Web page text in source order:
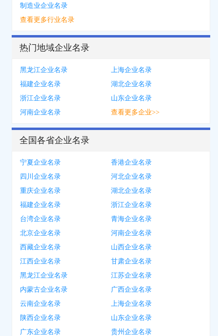
制造业企业名录
查看更多行业名录
热门地域企业名录
黑龙江企业名录
上海企业名录
福建企业名录
湖北企业名录
浙江企业名录
山东企业名录
河南企业名录
查看更多企业>>
全国各省企业名录
宁夏企业名录
香港企业名录
四川企业名录
河北企业名录
重庆企业名录
湖北企业名录
福建企业名录
浙江企业名录
台湾企业名录
青海企业名录
北京企业名录
河南企业名录
西藏企业名录
山西企业名录
江西企业名录
甘肃企业名录
黑龙江企业名录
江苏企业名录
内蒙古企业名录
广西企业名录
云南企业名录
上海企业名录
陕西企业名录
山东企业名录
广东企业名录
贵州企业名录